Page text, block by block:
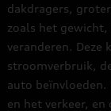
dakdragers,
zoals het
veranderen. Deze
stroomverbruik,
auto
en het verkeer,